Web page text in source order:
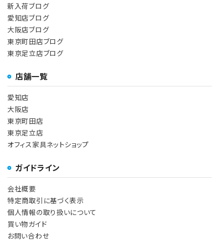
新入荷ブログ
愛知店ブログ
大阪店ブログ
東京町田店ブログ
東京足立店ブログ
店舗一覧
愛知店
大阪店
東京町田店
東京足立店
オフィス家具ネットショップ
ガイドライン
会社概要
特定商取引に基づく表示
個人情報の取り扱いについて
買い物ガイド
お問い合わせ